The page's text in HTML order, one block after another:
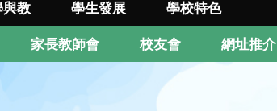
與教 學生發展 學校特色
家長教師會 校友會 網址推介